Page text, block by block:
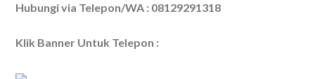
Hubungi via Telepon/WA : 08129291318
Klik Banner Untuk Telepon :